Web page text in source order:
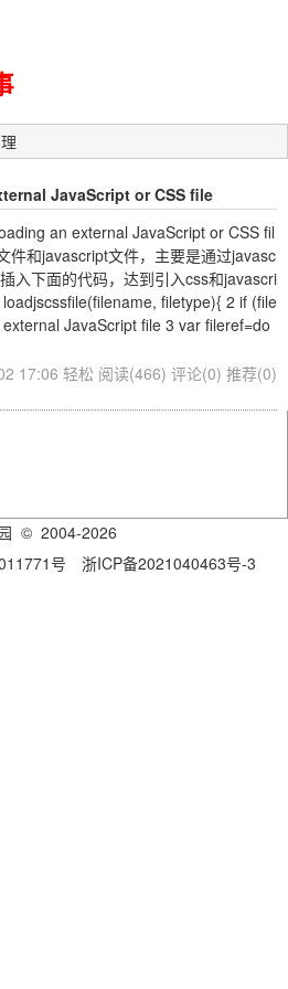
JavaScript or CSS file
an external JavaScript or CSS fil
件和javascript文件，主要是通过javasc
入下面的代码，达到引入css和javascri
filetype){ 2 if (file
JavaScript file 3 var fileref=do
17:06 轻松 阅读(466) 评论(0) 推荐(0)
© 2004-2026
号
浙ICP备2021040463号-3